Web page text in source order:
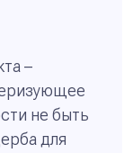
–
не быть
для